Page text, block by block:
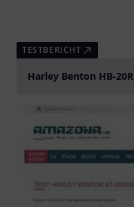
TESTBERICHT
Harley Benton HB-20R